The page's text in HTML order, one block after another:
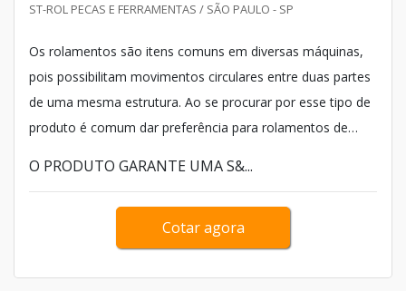
ST-ROL PECAS E FERRAMENTAS / SÃO PAULO - SP
Os rolamentos são itens comuns em diversas máquinas,
pois possibilitam movimentos circulares entre duas partes
de uma mesma estrutura. Ao se procurar por esse tipo de
produto é comum dar preferência para rolamentos de
das mais conhecidas fabricantes de produtos rotativos do
O PRODUTO GARANTE UMA S&...
Cotar agora